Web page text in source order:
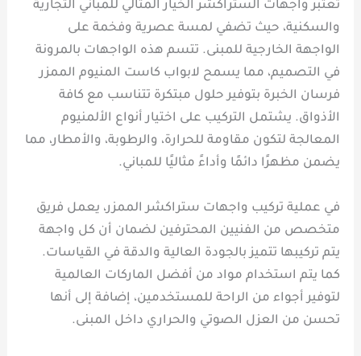
تعتبر واجهات الستراكشر الخيار المثالي للمباني التجارية
والسكنية، حيث تضفي لمسة عصرية وفخمة على
الواجهة الخارجية للمبنى. تتسم هذه الواجهات بالمرونة
في التصميم، مما يسمح لابواب كاست المنيوم الممزر
فرسان الخبرة بتوفير حلول مبتكرة تتناسب مع كافة
الأذواق. يشتمل التركيب على اختيار أنواع الألمنيوم
المعالجة لتكون مقاومة للحرارة، والرطوبة، والأمطار، مما
يضمن مظهرًا دائمًا وأداءً مثاليًا للمباني.
في عملية تركيب واجهات ستراكشر الممزر، يعمل فريق
متخصص من الفنيين المحترفين لضمان أن كل واجهة
يتم تركيبها تتميز بالجودة العالية والدقة في القياسات.
كما يتم استخدام مواد من أفضل الماركات العالمية
لتوفير أجواء من الراحة للمستخدمين، إضافة إلى أنها
تحسن من العزل الصوتي والحراري داخل المبنى.